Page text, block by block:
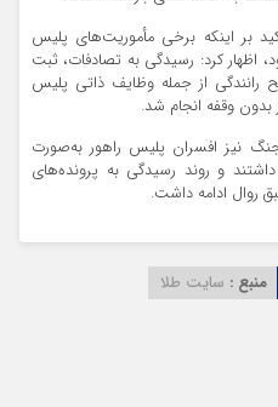
بر اینکه برخی مأموریت‌های پلیس
اظهار کرد: رسیدگی به تصادفات، ثبت
رانندگی از جمله وظایف ذاتی پلیس
وقفه انجام شد.
نیز افسران پلیس راهور به‌صورت
و روند رسیدگی به پرونده‌های
روال ادامه داشت.
منبع : سایت طلا